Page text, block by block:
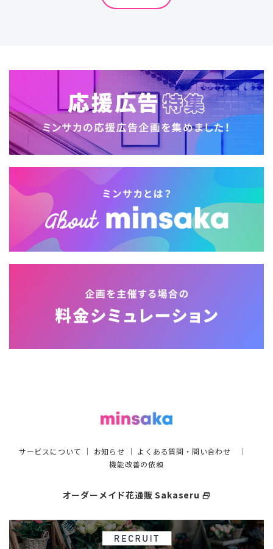
サービスについて ｜ お知らせ ｜ よくある質問・問い合わせ ｜
機能改善の依頼
オーダーメイド花通販 Sakaseru select_window